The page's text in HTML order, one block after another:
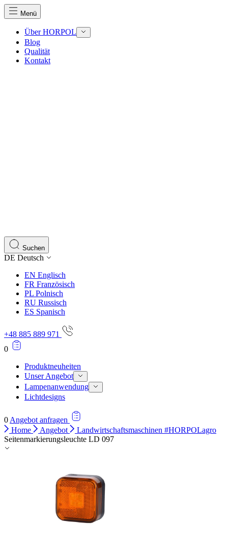
Menü
Über HORPOL
Blog
Qualität
Kontakt
Suchen
DE Deutsch
EN Englisch
FR Französisch
PL Polnisch
RU Russisch
ES Spanisch
+48 885 889 971
0
Produktneuheiten
Unser Angebot
Lampenanwendung
Lichtdesigns
0 Angebot anfragen
Home
Angebot
Landwirtschaftsmaschinen #HORPOLagro
Seitenmarkierungsleuchte LD 097
Marketing-Cookies werden verwendet, um Benutzer
einzelnen Benutzer relevant und ansprechend sind und
Nicht kategorisiert.
Andere nicht kategorisierte Cookies sind solche, die